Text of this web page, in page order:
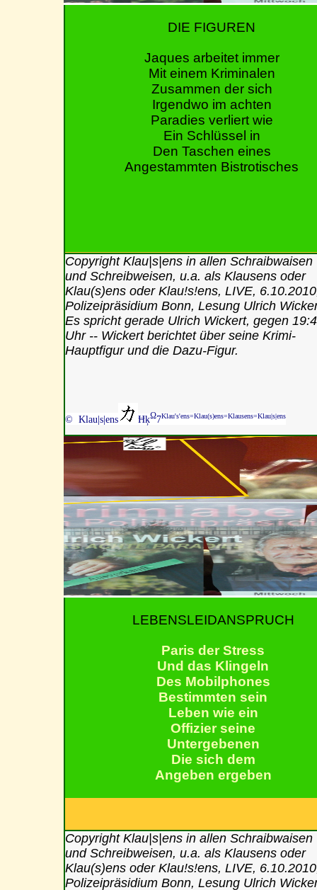
DIE FIGUREN
Jaques arbeitet immer
Mit einem Kriminalen
Zusammen der sich
Irgendwo im achten
Paradies verliert wie
Ein Schlüssel in
Den Taschen eines
Angestammten Bistrotisches
Copyright Klau|s|ens in allen Schraibwaisen
und Schreibweisen, u.a. als Klausens oder
Klau(s)ens oder Klau!s!ens, LIVE,
Polizeipräsidium Bonn, Lesung Ulrich
Es spricht gerade Ulrich Wickert, gegen
Uhr -- Wickert berichtet über seine Krimi-
Hauptfigur und die Dazu-Figur.
© Klau|s|ens ĦķΩ7Klau's'ens=Klau(s)ens=Klausens=Klau|s|ens
LEBENSLEIDANSPRUCH
Paris der Stress
Und das Klingeln
Des Mobilphones
Bestimmten sein
Leben wie ein
Offizier seine
Untergebenen
Die sich dem
Angeben ergeben
Copyright Klau|s|ens in allen Schraibwaisen
und Schreibweisen, u.a. als Klausens oder
Klau(s)ens oder Klau!s!ens, LIVE,
Polizeipräsidium Bonn, Lesung Ulrich